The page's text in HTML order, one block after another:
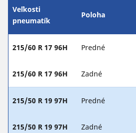
Veľkosti
pneumatík
Poloha
215/60 R 17 96H Predné
215/60 R 17 96H Zadné
215/50 R 19 97H Predné
215/50 R 19 97H Zadné